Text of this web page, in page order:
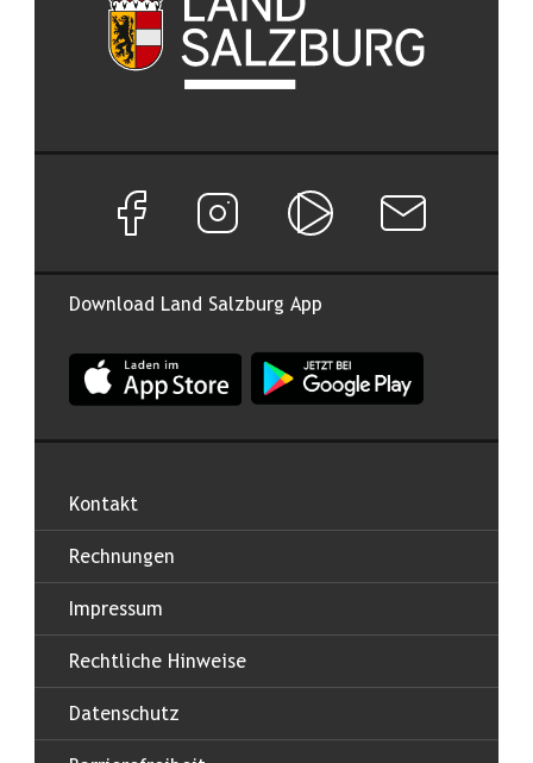
Download Land Salzburg App
App Land Salzburg im Apple App Store
App Land Salzburg im
Facebook Seite von Land Salzburg
Instagram Seite von Land Salzburg
Salzburg ONNewsletter
Kontakt
Rechnungen
Impressum
Rechtliche Hinweise
Datenschutz